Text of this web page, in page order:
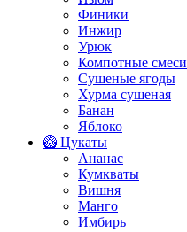
Финики
Инжир
Урюк
Компотные смеси
Сушеные ягоды
Хурма сушеная
Банан
Яблоко
🥝 Цукаты
Ананас
Кумкваты
Вишня
Манго
Имбирь